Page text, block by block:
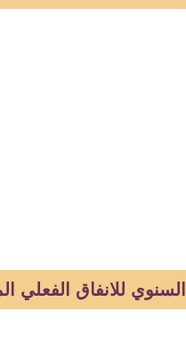
للانفاق الفعلي